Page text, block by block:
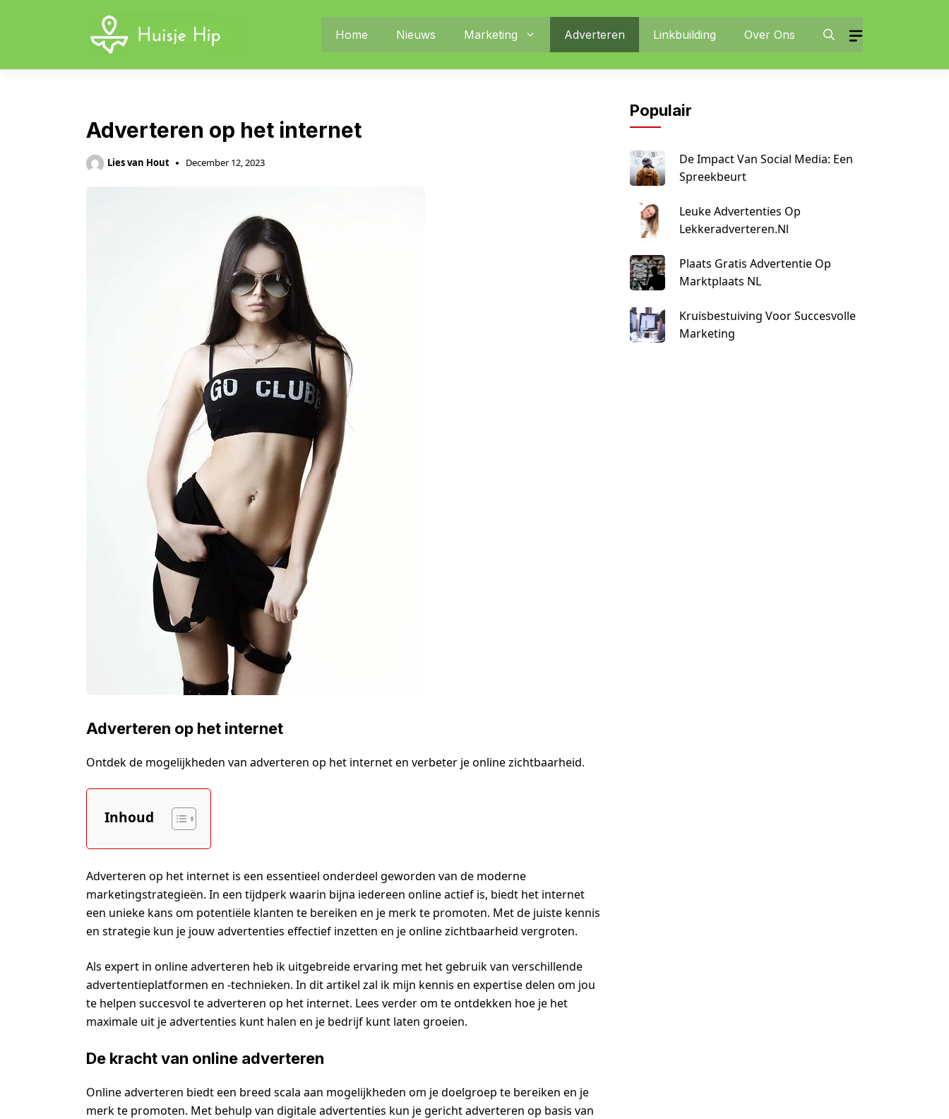
Home Nieuws Marketing Adverteren Linkbuilding Over Ons
Adverteren op het internet
Lies van Hout December 12, 2023
Adverteren op het internet
Ontdek de mogelijkheden van adverteren op het internet en verbeter je online zichtbaarheid.
Inhoud
Adverteren op het internet is een essentieel onderdeel geworden van de moderne
marketingstrategieën. In een tijdperk waarin bijna iedereen online actief is, biedt het internet
een unieke kans om potentiële klanten te bereiken en je merk te promoten. Met de juiste kennis
en strategie kun je jouw advertenties effectief inzetten en je online zichtbaarheid vergroten.
Als expert in online adverteren heb ik uitgebreide ervaring met het gebruik van verschillende
advertentieplatformen en -technieken. In dit artikel zal ik mijn kennis en expertise delen om jou
te helpen succesvol te adverteren op het internet. Lees verder om te ontdekken hoe je het
maximale uit je advertenties kunt halen en je bedrijf kunt laten groeien.
De kracht van online adverteren
Online adverteren biedt een breed scala aan mogelijkheden om je doelgroep te bereiken en je
merk te promoten. Met behulp van digitale advertenties kun je gericht adverteren op basis van
Populair
De Impact Van Social Media: Een
Spreekbeurt
Leuke Advertenties Op
Lekkeradverteren.nl
Plaats Gratis Advertentie Op
Marktplaats NL
Kruisbestuiving Voor Succesvolle
Marketing